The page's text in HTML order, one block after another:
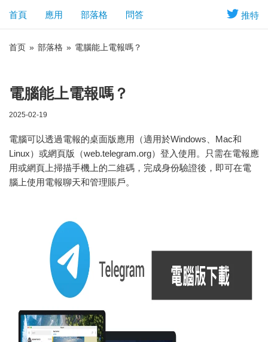
推特
首頁 應用 部落格 問答
首页 » 部落格 » 電腦能上電報嗎？
電腦能上電報嗎？
2025-02-19
電腦可以透過電報的桌面版應用（適用於Windows、Mac和
Linux）或網頁版（web.telegram.org）登入使用。只需在電報應
用或網頁上掃描手機上的二維碼，完成身份驗證後，即可在電
腦上使用電報聊天和管理賬戶。